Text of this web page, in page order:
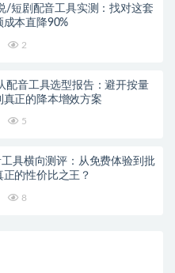
/短剧配音工具实测：找对这套
本直降90%
2
配音工具选型报告：避开按量
真正的降本增效方案
5
具横向测评：从免费体验到批
的性价比之王？
8